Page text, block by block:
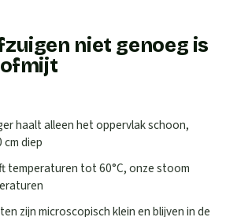
niet genoeg is
haalt alleen het oppervlak schoon,
diep
temperaturen tot 60°C, onze stoom
zijn microscopisch klein en blijven in de